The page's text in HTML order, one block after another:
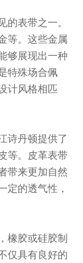
表带之一。
等。这些金属
够展现出一种
特殊场合佩
计风格相匹
丹顿提供了
等。皮革表带
带来更加自然
定的透气性，
胶或硅胶制
仅具有良好的